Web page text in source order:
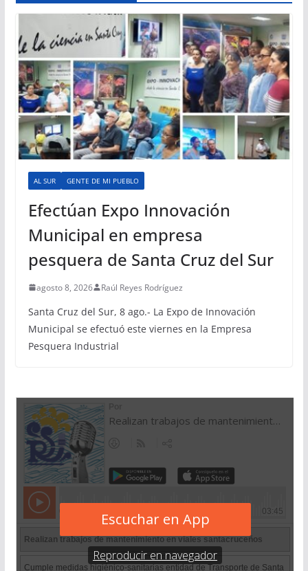
AL SUR GENTE DE MI PUEBLO
Efectúan Expo Innovación
Municipal en empresa
pesquera de Santa Cruz del Sur
agosto 8, 2026 Raúl Reyes Rodríguez
Santa Cruz del Sur, 8 ago.- La Expo de Innovación
Municipal se efectuó este viernes en la Empresa
Pesquera Industrial